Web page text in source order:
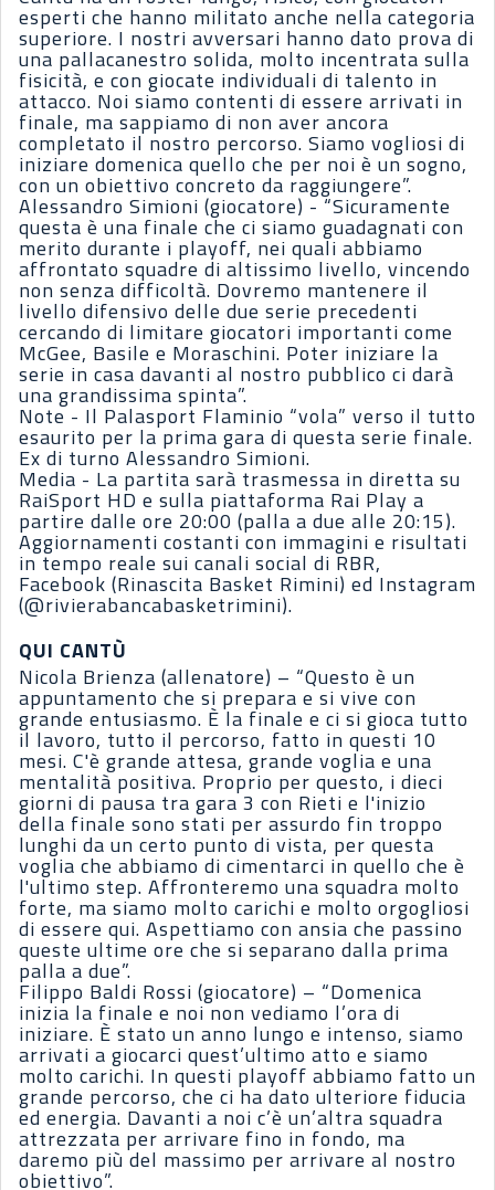
esperti che hanno militato anche nella categoria
superiore. I nostri avversari hanno dato prova di
una pallacanestro solida, molto incentrata sulla
fisicità, e con giocate individuali di talento in
attacco. Noi siamo contenti di essere arrivati in
finale, ma sappiamo di non aver ancora
completato il nostro percorso. Siamo vogliosi di
iniziare domenica quello che per noi è un sogno,
con un obiettivo concreto da raggiungere”.
Alessandro Simioni (giocatore) - “Sicuramente
questa è una finale che ci siamo guadagnati con
merito durante i playoff, nei quali abbiamo
affrontato squadre di altissimo livello, vincendo
non senza difficoltà. Dovremo mantenere il
livello difensivo delle due serie precedenti
cercando di limitare giocatori importanti come
McGee, Basile e Moraschini. Poter iniziare la
serie in casa davanti al nostro pubblico ci darà
una grandissima spinta”.
Note - Il Palasport Flaminio “vola” verso il tutto
esaurito per la prima gara di questa serie finale.
Ex di turno Alessandro Simioni.
Media - La partita sarà trasmessa in diretta su
RaiSport HD e sulla piattaforma Rai Play a
partire dalle ore 20:00 (palla a due alle 20:15).
Aggiornamenti costanti con immagini e risultati
in tempo reale sui canali social di RBR,
Facebook (Rinascita Basket Rimini) ed Instagram
(@rivierabancabasketrimini).
QUI CANTÙ
Nicola Brienza (allenatore) – “Questo è un
appuntamento che si prepara e si vive con
grande entusiasmo. È la finale e ci si gioca tutto
il lavoro, tutto il percorso, fatto in questi 10
mesi. C'è grande attesa, grande voglia e una
mentalità positiva. Proprio per questo, i dieci
giorni di pausa tra gara 3 con Rieti e l'inizio
della finale sono stati per assurdo fin troppo
lunghi da un certo punto di vista, per questa
voglia che abbiamo di cimentarci in quello che è
l'ultimo step. Affronteremo una squadra molto
forte, ma siamo molto carichi e molto orgogliosi
di essere qui. Aspettiamo con ansia che passino
queste ultime ore che si separano dalla prima
palla a due”.
Filippo Baldi Rossi (giocatore) – “Domenica
inizia la finale e noi non vediamo l’ora di
iniziare. È stato un anno lungo e intenso, siamo
arrivati a giocarci quest’ultimo atto e siamo
molto carichi. In questi playoff abbiamo fatto un
grande percorso, che ci ha dato ulteriore fiducia
ed energia. Davanti a noi c’è un’altra squadra
attrezzata per arrivare fino in fondo, ma
daremo più del massimo per arrivare al nostro
obiettivo”.